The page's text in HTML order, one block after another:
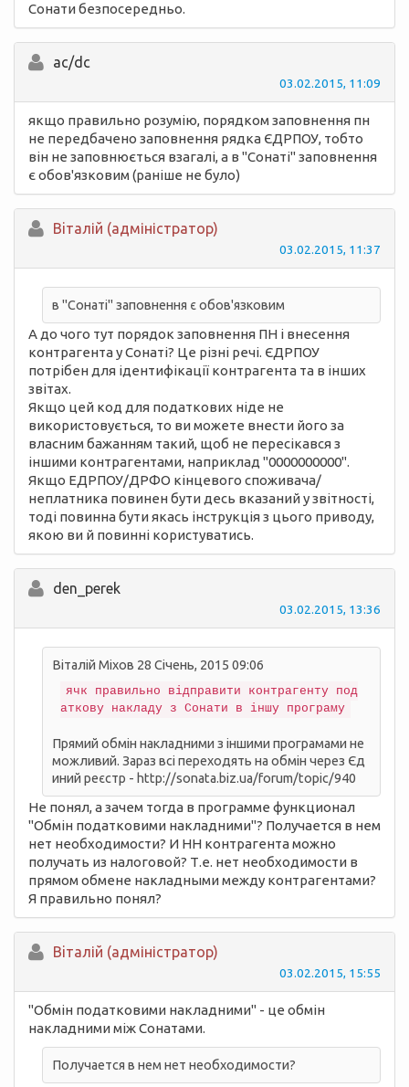
Сонати безпосередньо.
ac/dc
03.02.2015, 11:09
якщо правильно розумію, порядком заповнення пн
не передбачено заповнення рядка ЄДРПОУ, тобто
він не заповнюється взагалі, а в "Сонаті" заповнення
є обов'язковим (раніше не було)
Вiталій (адміністратор)
03.02.2015, 11:37
в "Сонаті" заповнення є обов'язковим
А до чого тут порядок заповнення ПН і внесення
контрагента у Сонаті? Це різні речі. ЄДРПОУ
потрібен для ідентифікації контрагента та в інших
звітах.
Якщо цей код для податкових ніде не
використовується, то ви можете внести його за
власним бажанням такий, щоб не пересікався з
іншими контрагентами, наприклад "0000000000".
Якщо ЕДРПОУ/ДРФО кінцевого споживача/
неплатника повинен бути десь вказаний у звітності,
тоді повинна бути якась інструкція з цього приводу,
якою ви й повинні користуватись.
den_perek
03.02.2015, 13:36
Віталій Міхов 28 Січень, 2015 09:06
ячк правильно відправити контрагенту под
Прямий обмін накладними з іншими програмами не
можливий. Зараз всі переходять на обмін через Єд
иний реєстр - http://sonata.biz.ua/forum/topic/940
Не понял, а зачем тогда в программе функционал
"Обмін податковими накладними"? Получается в нем
нет необходимости? И НН контрагента можно
получать из налоговой? Т.е. нет необходимости в
прямом обмене накладными между контрагентами?
Я правильно понял?
Вiталій (адміністратор)
03.02.2015, 15:55
"Обмін податковими накладними" - це обмін
накладними між Сонатами.
Получается в нем нет необходимости?